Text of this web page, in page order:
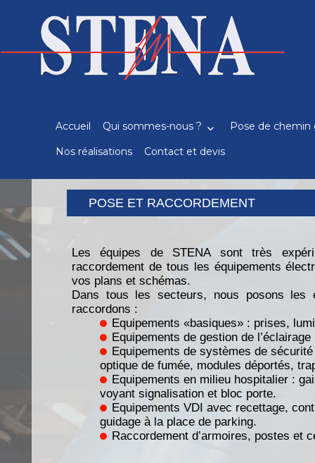
Recherche
Accueil Qui sommes-nous ?
Pose de chemin
Nos réalisations
Contact et devis
POSE ET RACCORDEMENT
Les équipes de STENA sont très
raccordement de tous les équipements
vos plans et schémas.
Dans tous les secteurs, nous posons les
raccordons :
Equipements «basiques» : prises,
Equipements de gestion de
Equipements de systèmes de
optique de fumée, modules déportés,
Equipements en milieu hospitalier :
voyant signalisation et bloc porte.
Equipements VDI avec recettage,
guidage à la place de parking.
Raccordement d’armoires, postes et